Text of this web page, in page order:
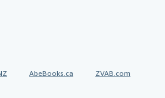
AbeBooks.ca ZVAB.com